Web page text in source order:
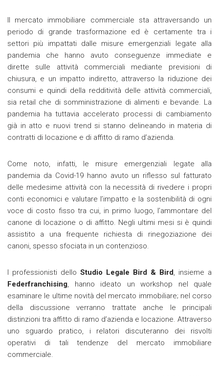
Il mercato immobiliare commerciale sta attraversando un
periodo di grande trasformazione ed è certamente tra i
settori più impattati dalle misure emergenziali legate alla
pandemia che hanno avuto conseguenze immediate e
dirette sulle attività commerciali mediante previsioni di
chiusura, e un impatto indiretto, attraverso la riduzione dei
consumi e quindi della redditività delle attività commerciali,
sia retail che di somministrazione di alimenti e bevande. La
pandemia ha tuttavia accelerato processi di cambiamento
già in atto e nuovi trend si stanno delineando in materia di
contratti di locazione e di affitto di ramo d’azienda.
Come noto, infatti, le misure emergenziali legate alla
pandemia da Covid-19 hanno avuto un riflesso sul fatturato
delle medesime attività con la necessità di rivedere i propri
conti economici e valutare l’impatto e la sostenibilità di ogni
voce di costo fisso tra cui, in primo luogo, l’ammontare del
canone di locazione o di affitto. Negli ultimi mesi si è quindi
assistito a una frequente richiesta di rinegoziazione dei
canoni, spesso sfociata in un contenzioso.
I professionisti dello Studio Legale Bird & Bird, insieme a
Federfranchising, hanno ideato un workshop nel quale
esaminare le ultime novità del mercato immobiliare; nel corso
della discussione verranno trattate anche le principali
distinzioni tra affitto di ramo d’azienda e locazione. Attraverso
uno sguardo pratico, i relatori discuteranno dei risvolti
operativi di tali tendenze del mercato immobiliare
commerciale.